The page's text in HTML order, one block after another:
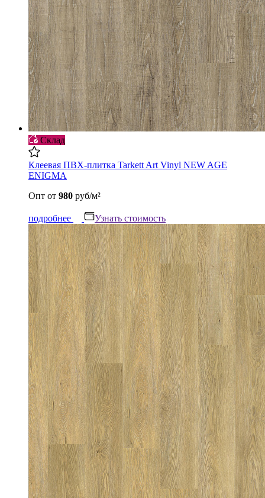
Склад
Клеевая ПВХ-плитка Tarkett Art Vinyl NEW AGE
ENIGMA
Опт от 980 руб/м²
подробнее Узнать стоимость